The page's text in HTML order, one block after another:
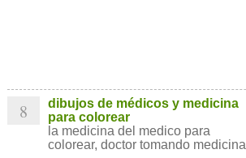
8
dibujos de médicos y medicina
para colorear
la medicina del medico para
colorear, doctor tomando medicina